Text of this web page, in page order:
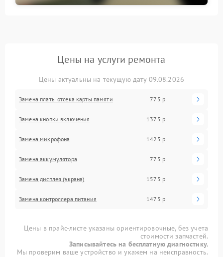
Цены на услуги ремонта
Цены актуальны на текущую дату 09.08.2026
Замена платы отсека карты памяти 775 р
Замена кнопки включения 1375 р
Замена микрофона 1425 р
Замена аккумулятора 775 р
Замена дисплея (экрана) 1575 р
Замена контроллера питания 1475 р
Цены в прайс-листе указаны ориентировочные, без учета
стоимости запчастей.
Записывайтесь на бесплатную диагностику.
Мы проверим ваше устройство и укажем на неисправность.